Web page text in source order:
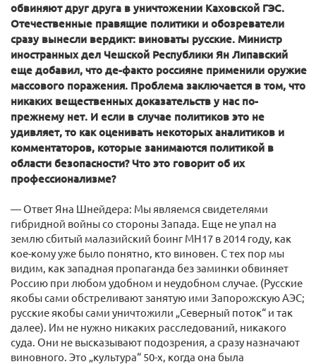
обвиняют друг друга в уничтожении Каховской ГЭС.
Отечественные правящие политики и обозреватели
сразу вынесли вердикт: виноваты русские. Министр
иностранных дел Чешской Республики Ян Липавский
еще добавил, что де-факто россияне применили оружие
массового поражения. Проблема заключается в том, что
никаких вещественных доказательств у нас по-
прежнему нет. И если в случае политиков это не
удивляет, то как оценивать некоторых аналитиков и
комментаторов, которые занимаются политикой в
области безопасности? Что это говорит об их
профессионализме?
— Ответ Яна Шнейдера: Мы являемся свидетелями
гибридной войны со стороны Запада. Еще не упал на
землю сбитый малазийский боинг МН17 в 2014 году, как
кое-кому уже было понятно, кто виновен. С тех пор мы
видим, как западная пропаганда без заминки обвиняет
Россию при любом удобном и неудобном случае. (Русские
якобы сами обстреливают занятую ими Запорожскую АЭС;
русские якобы сами уничтожили „Северный поток“ и так
далее). Им не нужно никаких расследований, никакого
суда. Они не высказывают подозрения, а сразу назначают
виновного. Это „культура“ 50-х, когда она была